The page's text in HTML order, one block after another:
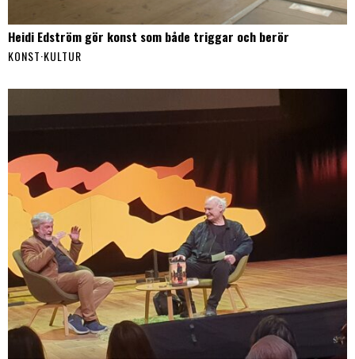
Heidi Edström gör konst som både triggar och berör
KONST·KULTUR